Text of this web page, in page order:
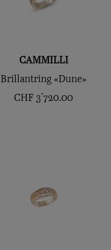
CAMMILLI
Brillantring «Dune»
CHF 3'720.00